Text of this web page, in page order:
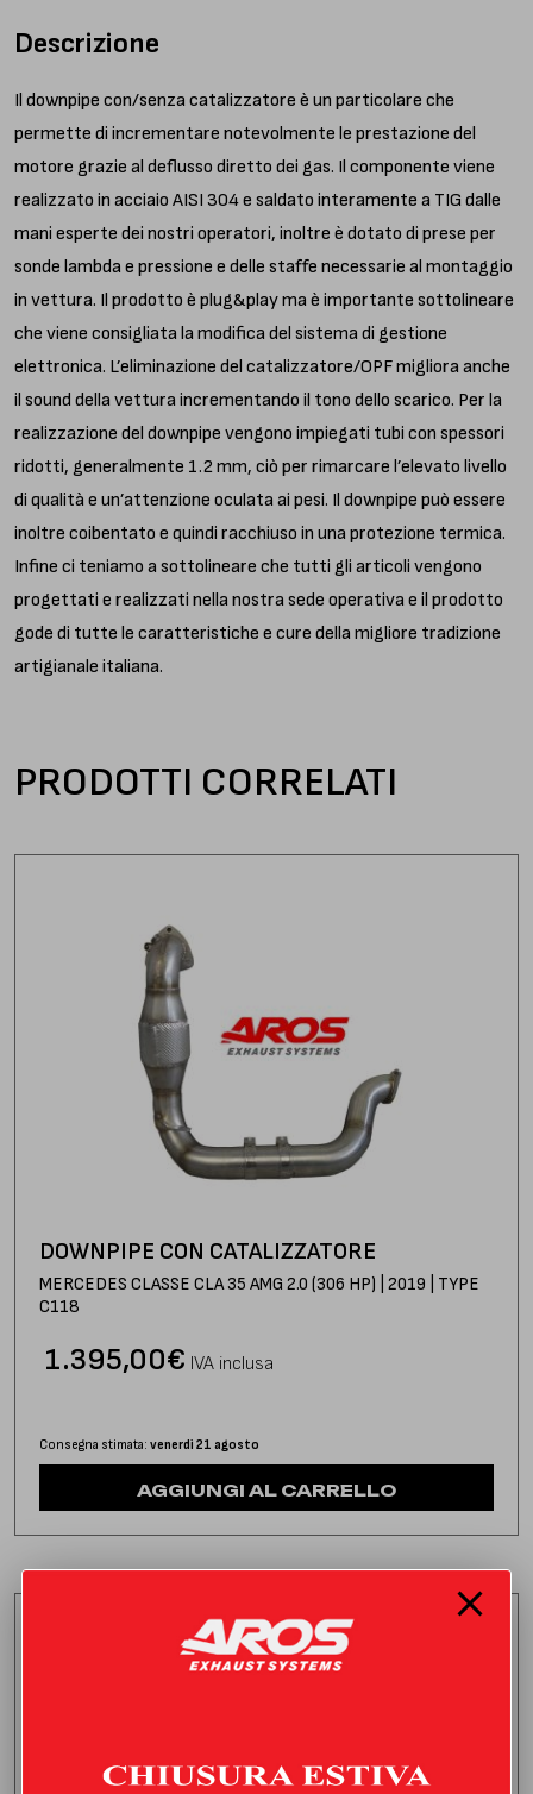
Descrizione
Il downpipe con/senza catalizzatore è un particolare che
permette di incrementare notevolmente le prestazione del
motore grazie al deflusso diretto dei gas. Il componente viene
realizzato in acciaio AISI 304 e saldato interamente a TIG dalle
mani esperte dei nostri operatori, inoltre è dotato di prese per
sonde lambda e pressione e delle staffe necessarie al montaggio
in vettura. Il prodotto è plug&play ma è importante sottolineare
che viene consigliata la modifica del sistema di gestione
elettronica. L’eliminazione del catalizzatore/OPF migliora anche
il sound della vettura incrementando il tono dello scarico. Per la
realizzazione del downpipe vengono impiegati tubi con spessori
ridotti, generalmente 1.2 mm, ciò per rimarcare l’elevato livello
di qualità e un’attenzione oculata ai pesi. Il downpipe può essere
inoltre coibentato e quindi racchiuso in una protezione termica.
Infine ci teniamo a sottolineare che tutti gli articoli vengono
progettati e realizzati nella nostra sede operativa e il prodotto
gode di tutte le caratteristiche e cure della migliore tradizione
artigianale italiana.
PRODOTTI CORRELATI
DOWNPIPE CON CATALIZZATORE
MERCEDES CLASSE CLA 35 AMG 2.0 (306 HP) | 2019 | TYPE
C118
€
1.395,00 IVA inclusa
Consegna stimata: venerdì 21 agosto
AGGIUNGI AL CARRELLO